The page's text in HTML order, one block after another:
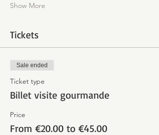
Show More
Tickets
Sale ended
Ticket type
Billet visite gourmande
Price
From €20.00 to €45.00